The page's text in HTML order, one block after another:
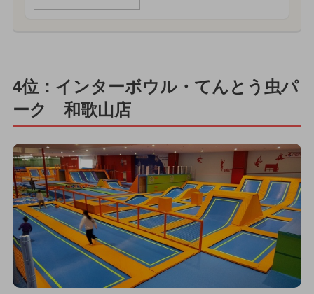
4位：インターボウル・てんとう虫パ
ーク 和歌山店